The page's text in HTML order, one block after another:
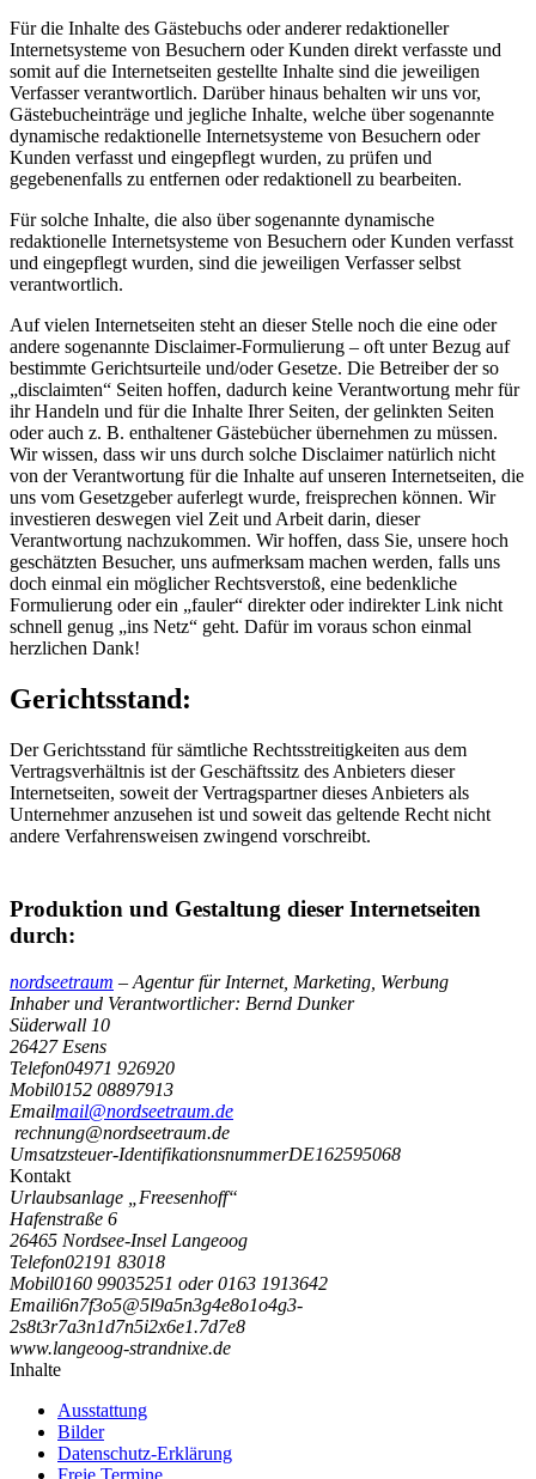
Für die Inhalte des Gästebuchs oder anderer redaktioneller
Internetsysteme von Besuchern oder Kunden direkt verfasste und
somit auf die Internetseiten gestellte Inhalte sind die jeweiligen
Verfasser verantwortlich. Darüber hinaus behalten wir uns vor,
Gästebucheinträge und jegliche Inhalte, welche über sogenannte
dynamische redaktionelle Internetsysteme von Besuchern oder
Kunden verfasst und eingepflegt wurden, zu prüfen und
gegebenenfalls zu entfernen oder redaktionell zu bearbeiten.
Für solche Inhalte, die also über sogenannte dynamische
redaktionelle Internetsysteme von Besuchern oder Kunden verfasst
und eingepflegt wurden, sind die jeweiligen Verfasser selbst
verantwortlich.
Auf vielen Internetseiten steht an dieser Stelle noch die eine oder
andere sogenannte Disclaimer-Formulierung – oft unter Bezug auf
bestimmte Gerichtsurteile und/oder Gesetze. Die Betreiber der so
„disclaimten“ Seiten hoffen, dadurch keine Verantwortung mehr für
ihr Handeln und für die Inhalte Ihrer Seiten, der gelinkten Seiten
oder auch z. B. enthaltener Gästebücher übernehmen zu müssen.
Wir wissen, dass wir uns durch solche Disclaimer natürlich nicht
von der Verantwortung für die Inhalte auf unseren Internetseiten, die
uns vom Gesetzgeber auferlegt wurde, freisprechen können. Wir
investieren deswegen viel Zeit und Arbeit darin, dieser
Verantwortung nachzukommen. Wir hoffen, dass Sie, unsere hoch
geschätzten Besucher, uns aufmerksam machen werden, falls uns
doch einmal ein möglicher Rechtsverstoß, eine bedenkliche
Formulierung oder ein „fauler“ direkter oder indirekter Link nicht
schnell genug „ins Netz“ geht. Dafür im voraus schon einmal
herzlichen Dank!
Gerichtsstand:
Der Gerichtsstand für sämtliche Rechtsstreitigkeiten aus dem
Vertragsverhältnis ist der Geschäftssitz des Anbieters dieser
Internetseiten, soweit der Vertragspartner dieses Anbieters als
Unternehmer anzusehen ist und soweit das geltende Recht nicht
andere Verfahrensweisen zwingend vorschreibt.
Produktion und Gestaltung dieser Internetseiten
durch:
nordseetraum – Agentur für Internet, Marketing, Werbung
Inhaber und Verantwortlicher: Bernd Dunker
Süderwall 10
26427 Esens
Telefon04971 926920
Mobil0152 08897913
Emailmail@nordseetraum.de
rechnung@nordseetraum.de
Umsatzsteuer-IdentifikationsnummerDE162595068
Kontakt
Urlaubsanlage „Freesenhoff“
Hafenstraße 6
26465 Nordsee-Insel Langeoog
Telefon02191 83018
Mobil0160 99035251 oder 0163 1913642
Emaili6n7f3o5@5l9a5n3g4e8o1o4g3-
2s8t3r7a3n1d7n5i2x6e1.7d7e8
www.langeoog-strandnixe.de
Inhalte
Ausstattung
Bilder
Datenschutz-Erklärung
Freie Termine